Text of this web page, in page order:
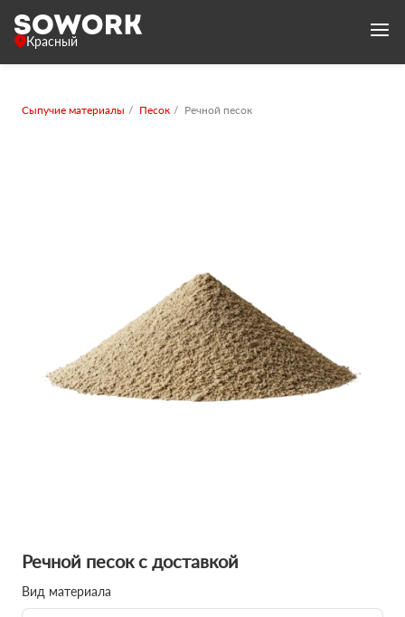
Красный
Сыпучие материалы Песок Речной песок
Речной песок с доставкой
Вид материала